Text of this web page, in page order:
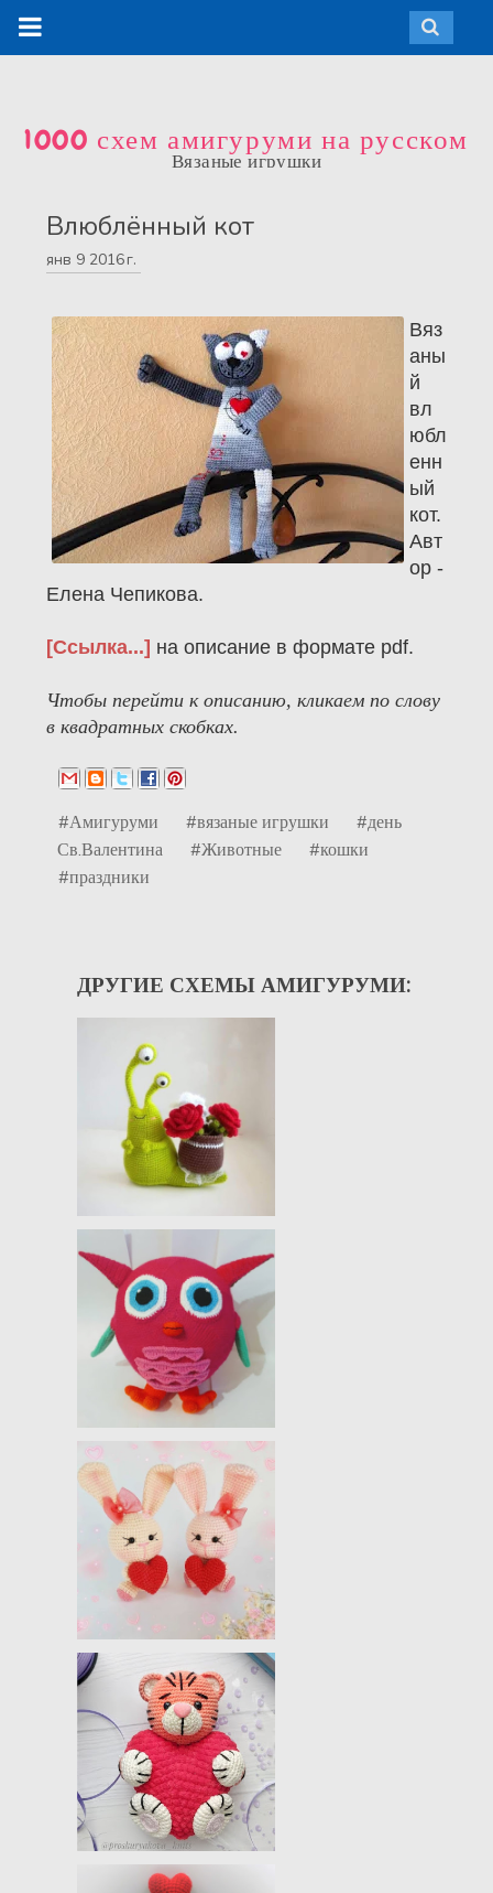
1000 схем амигуруми на русском
Вязаные игрушки
Влюблённый кот
янв 9 2016 г.
Вяз
аны
й
вл
юбл
енн
ый
кот.
Авт
ор -
Елена Чепикова.
[Ссылка...] на описание в формате pdf.
Чтобы перейти к описанию, кликаем по слову
в квадратных скобках.
#Амигуруми #вязаные игрушки
#день
Св.Валентина
#Животные
#кошки
#праздники
ДРУГИЕ СХЕМЫ АМИГУРУМИ: